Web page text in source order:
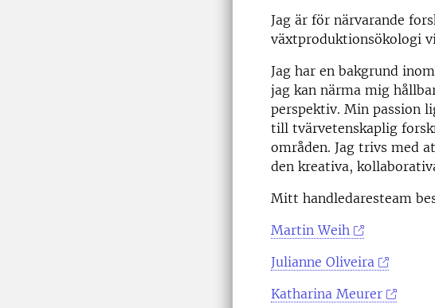
Jag är för närvarande
växtproduktionsökologi
Jag har en bakgrund
jag kan närma mig
perspektiv. Min passion
till tvärvetenskaplig
områden. Jag trivs med
den kreativa,
Mitt handledaresteam
Martin Weih
Julianne Oliveira
Katharina Meurer